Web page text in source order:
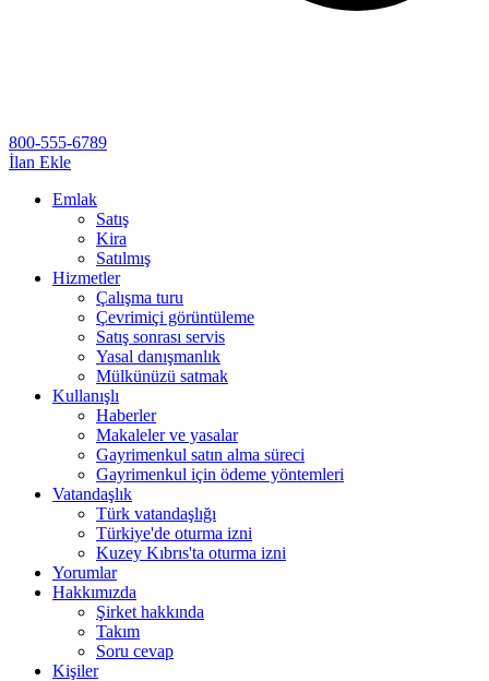
800-555-6789
İlan Ekle
Emlak
Satış
Kira
Satılmış
Hizmetler
Çalışma turu
Çevrimiçi görüntüleme
Satış sonrası servis
Yasal danışmanlık
Mülkünüzü satmak
Kullanışlı
Haberler
Makaleler ve yasalar
Gayrimenkul satın alma süreci
Gayrimenkul için ödeme yöntemleri
Vatandaşlık
Türk vatandaşlığı
Türkiye'de oturma izni
Kuzey Kıbrıs'ta oturma izni
Yorumlar
Hakkımızda
Şirket hakkında
Takım
Soru cevap
Kişiler